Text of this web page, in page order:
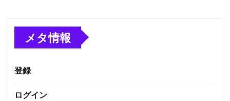
メタ情報
登録
ログイン